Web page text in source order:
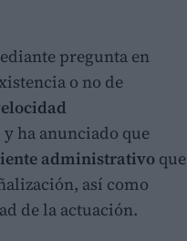
pregunta en
o no de
ha anunciado que
administrativo que
así como
de la actuación.